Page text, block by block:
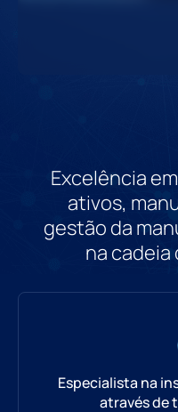
Excelência
ativos,
gestão da
na
Especialista na
através de